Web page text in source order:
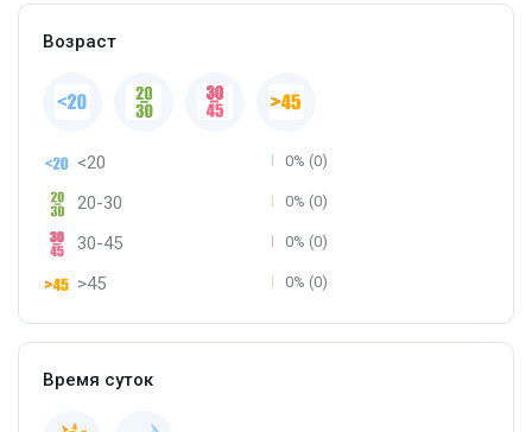
Возраст
<20 0% (0)
20-30 0% (0)
30-45 0% (0)
>45 0% (0)
Время суток